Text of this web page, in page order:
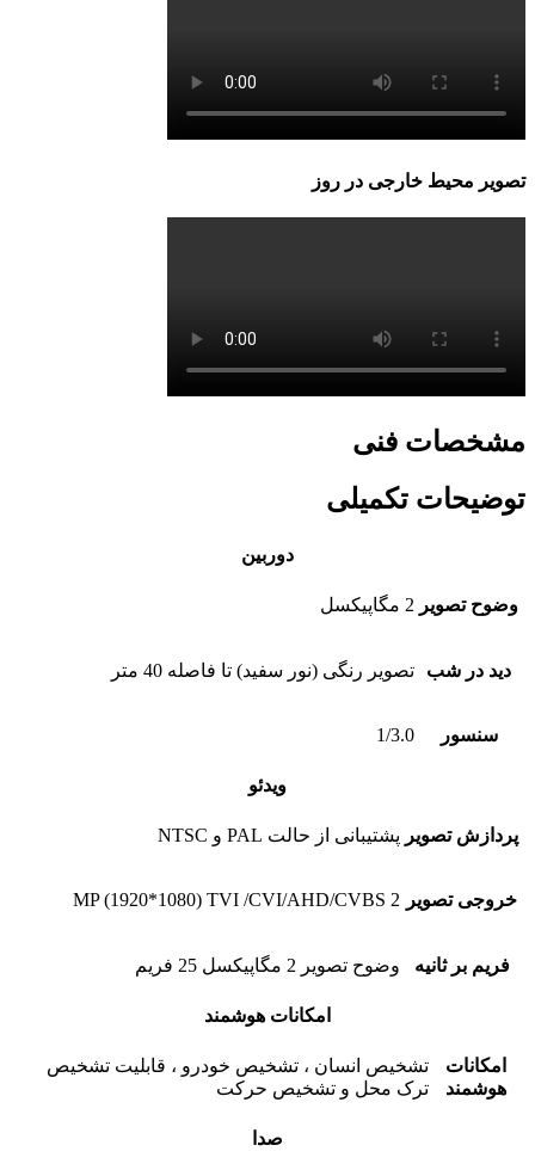
تصویر محیط خارجی در روز
مشخصات فنی
توضیحات تکمیلی
دوربین
وضوح تصویر 2 مگاپیکسل
دید در شب تصویر رنگی (نور سفید) تا فاصله 40 متر
سنسور 1/3.0
ویدئو
پردازش تصویر پشتیبانی از حالت PAL و NTSC
خروجی تصویر 2 MP (1920*1080) TVI /CVI/AHD/CVBS
فریم بر ثانیه وضوح تصویر 2 مگاپیکسل 25 فریم
امکانات هوشمند
امکانات
هوشمند
تشخیص انسان ، تشخیص خودرو ، قابلیت تشخیص
ترک محل و تشخیص حرکت
صدا